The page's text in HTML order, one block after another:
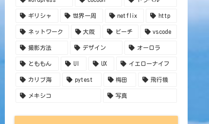
ギリシャ 世界一周 netflix http
ネットワーク 大阪 ビーチ vscode
撮影方法 デザイン オーロラ
とももん UI UX イエローナイフ
カリブ海 pytest 梅田 飛行機
メキシコ 写真